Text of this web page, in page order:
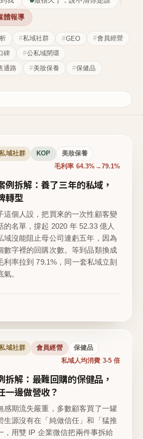
體報導
私域社群 GEO
會員經營
碑 公私域閉環
通路 美妝保養
保健品
域社群 KOP 美妝保養
毛利率 64.3%→79.1%
例拆解：養了三年的私域，
轉型
這個人設，把買來的一次性顧客變
的名單，撐起 2020 年 52.33 億人
域沒能阻止母公司連虧五年，因為
數字裡的回購次數。等到品類換成
利率拉到 79.1%，同一套私域立刻
。
域社群 會員經營 保健品
私域人均消費 3-5 倍
拆解：最難回購的保健品，
一邊做營收？
感期流失嚴重，多數顧客買了一罐
生源沒有在「純做信任」和「猛推
，用雙 IP 企業微信把兩件事拆給